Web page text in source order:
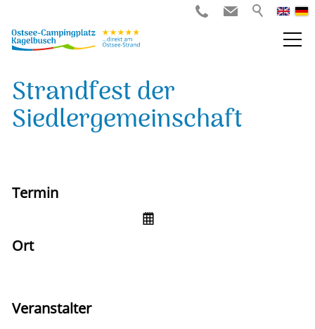
Strandfest der
Siedlergemeinschaft
Termin
Ort
Veranstalter